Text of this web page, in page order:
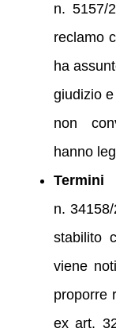
n. 5157/
reclamo
ha
giudizio
non
hanno
n.
stabilito
viene
proporre
ex art.